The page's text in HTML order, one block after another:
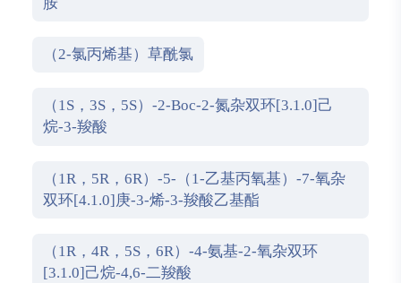
（2-氯丙烯基）草酰氯
（1S，3S，5S）-2-Boc-2-氮杂双环[3.1.0]己
烷-3-羧酸
（1R，5R，6R）-5-（1-乙基丙氧基）-7-氧杂
双环[4.1.0]庚-3-烯-3-羧酸乙基酯
（1R，4R，5S，6R）-4-氨基-2-氧杂双环
[3.1.0]己烷-4,6-二羧酸